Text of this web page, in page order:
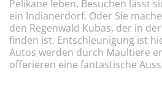
Pelikane leben. Besuchen lässt
ein Indianerdorf. Oder Sie
den Regenwald Kubas, der in
finden ist. Entschleunigung ist
Autos werden durch Maultiere
offerieren eine fantastische